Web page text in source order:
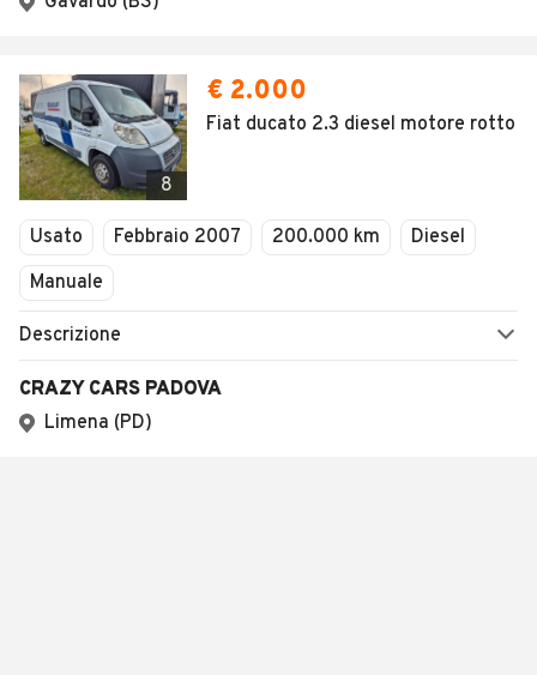
8
€ 2.000
Fiat ducato 2.3 diesel motore rotto
Usato Febbraio 2007 200.000 km
Diesel
Manuale
Descrizione
CRAZY CARS PADOVA
Limena (PD)